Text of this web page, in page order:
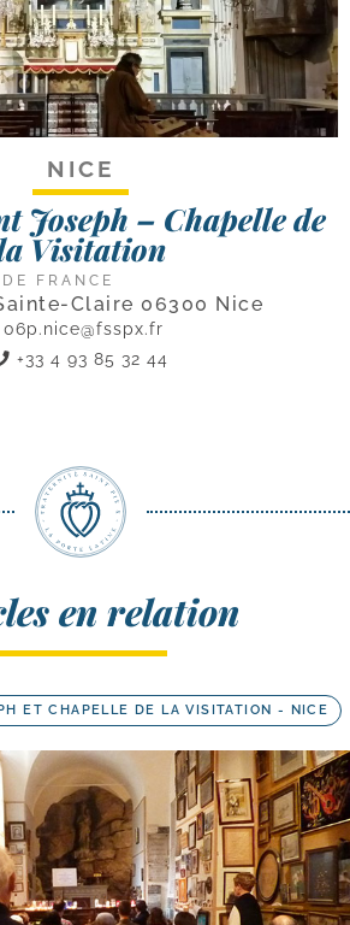
NICE
Joseph – Chapelle de
Visitation
FRANCE
Claire 06300 Nice
06p.nice@fsspx.fr
+33 4 93 85 32 44
en relation
ET CHAPELLE DE LA VISITATION - NICE